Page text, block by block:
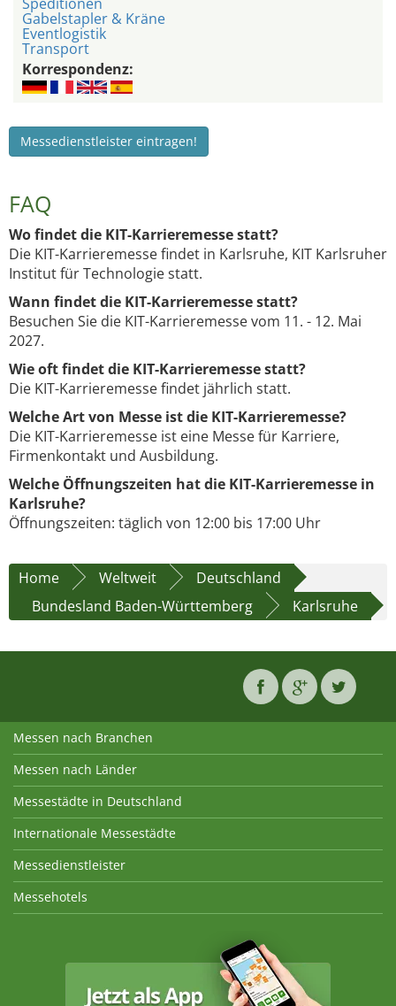
Speditionen
Gabelstapler & Kräne
Eventlogistik
Transport
Korrespondenz:
Messedienstleister eintragen!
FAQ
Wo findet die KIT-Karrieremesse statt?
Die KIT-Karrieremesse findet in Karlsruhe, KIT Karlsruher
Institut für Technologie statt.
Wann findet die KIT-Karrieremesse statt?
Besuchen Sie die KIT-Karrieremesse vom 11. - 12. Mai
2027.
Wie oft findet die KIT-Karrieremesse statt?
Die KIT-Karrieremesse findet jährlich statt.
Welche Art von Messe ist die KIT-Karrieremesse?
Die KIT-Karrieremesse ist eine Messe für Karriere,
Firmenkontakt und Ausbildung.
Welche Öffnungszeiten hat die KIT-Karrieremesse in
Karlsruhe?
Öffnungszeiten: täglich von 12:00 bis 17:00 Uhr
Home Weltweit
Deutschland
Bundesland Baden-Württemberg
Karlsruhe
Messen nach Branchen
Messen nach Länder
Messestädte in Deutschland
Internationale Messestädte
Messedienstleister
Messehotels